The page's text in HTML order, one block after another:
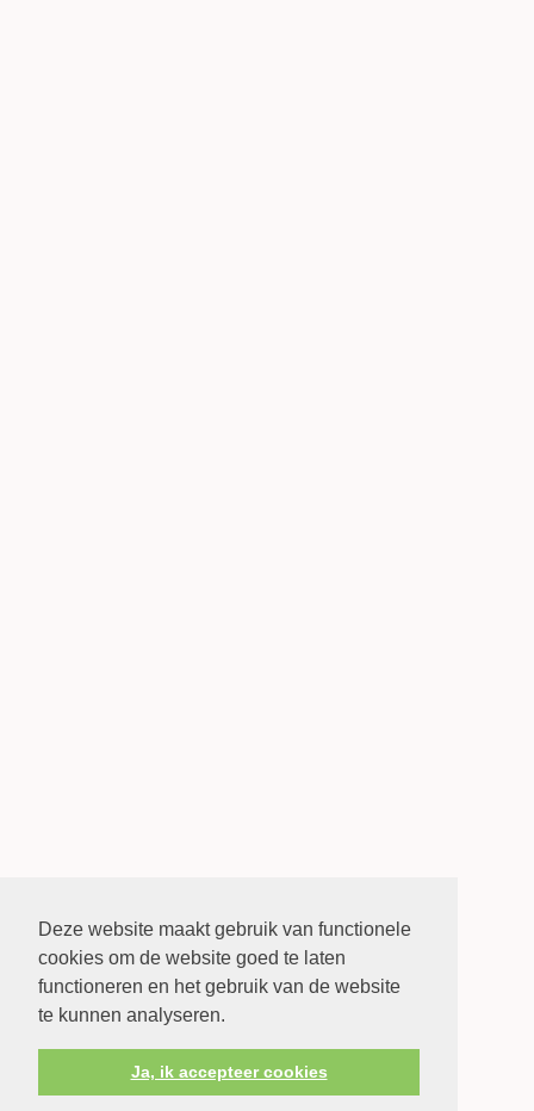
Deze website maakt gebruik van functionele
cookies om de website goed te laten
functioneren en het gebruik van de website
te kunnen analyseren.
Ja, ik accepteer cookies